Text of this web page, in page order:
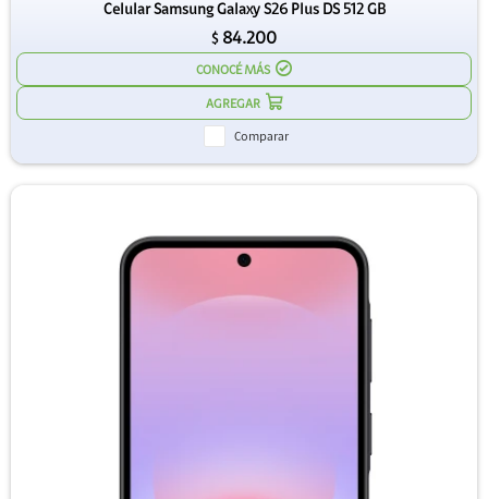
Celular Samsung Galaxy S26 Plus DS 512 GB
$ 84.200
CONOCÉ MÁS
Comparar